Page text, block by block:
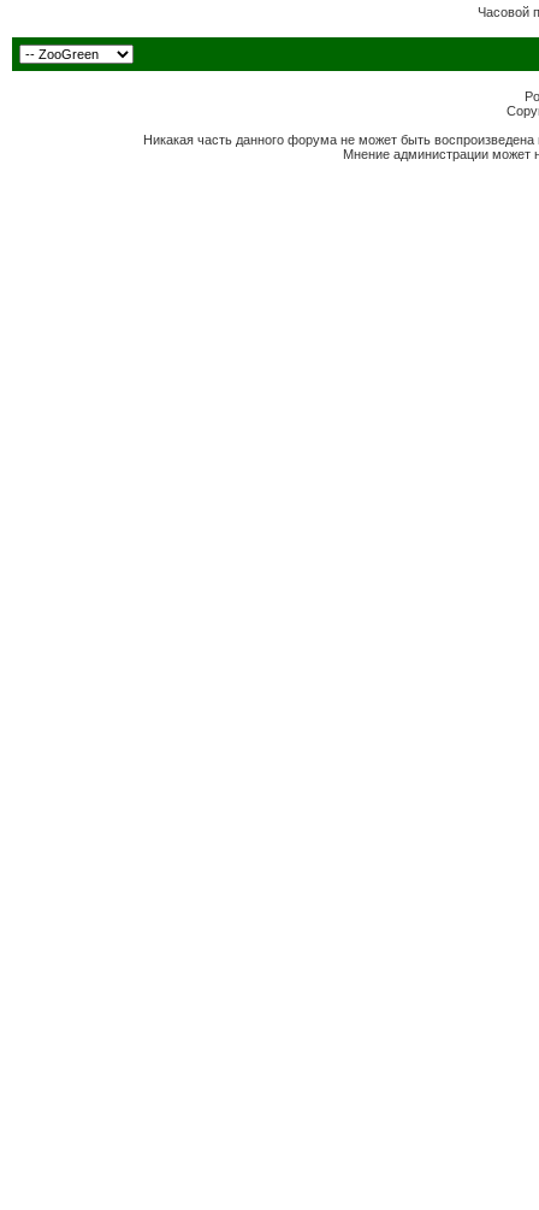
Часовой
Никакая часть данного форума не может быть
Мнение администрации может